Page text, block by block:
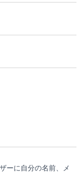
ーに自分の名前、メ